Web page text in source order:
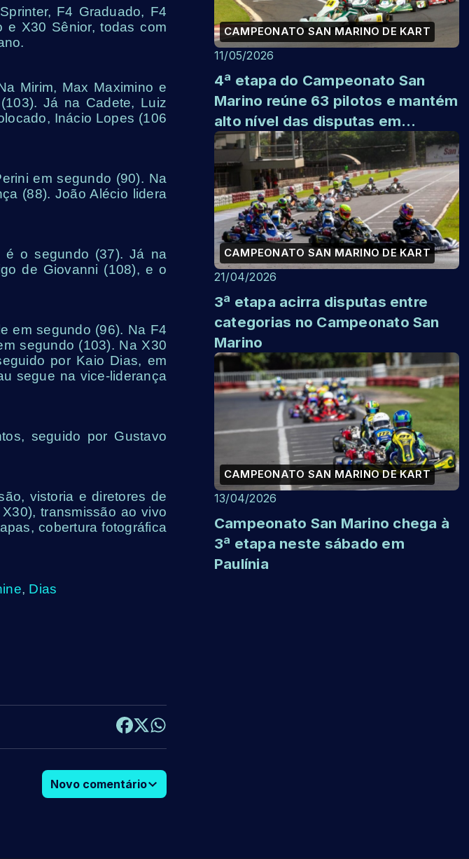
F4 Graduado, F4
e X30 Sênior, todas com
Mirim, Max Maximino e
Já na Cadete, Luiz
Inácio Lopes (106
em segundo (90). Na
(88). João Alécio lidera
é o segundo (37). Já na
de Giovanni (108), e o
em segundo (96). Na F4
segundo (103). Na X30
por Kaio Dias, em
segue na vice-liderança
seguido por Gustavo
vistoria e diretores de
transmissão ao vivo
cobertura fotográfica
, Dias
Novo comentário
CAMPEONATO SAN MARINO DE KART
11/05/2026
4ª etapa do Campeonato San
Marino reúne 63 pilotos e mantém
alto nível das disputas em
Paulínia
CAMPEONATO SAN MARINO DE KART
21/04/2026
3ª etapa acirra disputas entre
categorias no Campeonato San
Marino
CAMPEONATO SAN MARINO DE KART
13/04/2026
Campeonato San Marino chega à
3ª etapa neste sábado em
Paulínia